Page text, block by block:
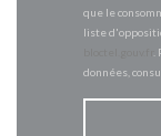
que le
liste
données,